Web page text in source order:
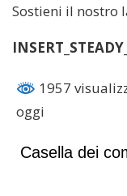
Sostieni il nostro
1957
oggi
Casella dei